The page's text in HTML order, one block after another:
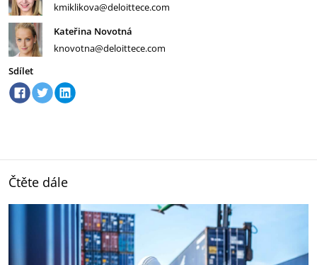
kmiklikova@deloittece.com
Kateřina Novotná
knovotna@deloittece.com
Sdílet
Čtěte dále